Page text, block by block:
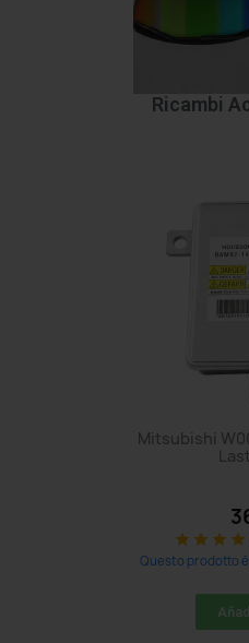
Ricambi
Mitsubishi
star star star star
Questo prodotto